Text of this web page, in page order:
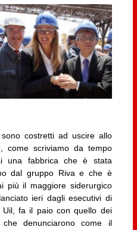
costretti ad uscire allo
come scriviamo da tempo
una fabbrica che è stata
dal gruppo Riva e che è
più il maggiore siderurgico
ieri dagli esecutivi di
fa il paio con quello dei
denunciarono come il